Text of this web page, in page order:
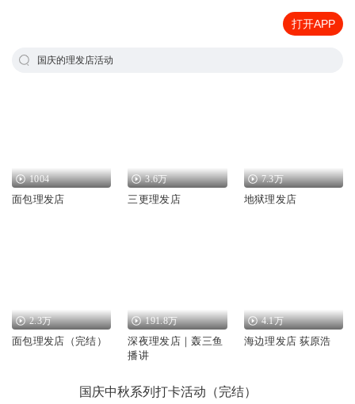
打开APP
国庆的理发店活动
1004
面包理发店
3.6万
三更理发店
7.3万
地狱理发店
2.3万
面包理发店（完结）
191.8万
深夜理发店｜轰三鱼
播讲
4.1万
海边理发店 荻原浩
国庆中秋系列打卡活动（完结）